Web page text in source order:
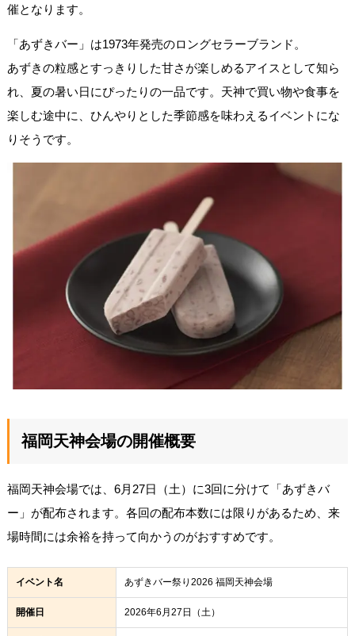
催となります。
「あずきバー」は1973年発売のロングセラーブランド。
あずきの粒感とすっきりした甘さが楽しめるアイスとして知ら
れ、夏の暑い日にぴったりの一品です。天神で買い物や食事を
楽しむ途中に、ひんやりとした季節感を味わえるイベントにな
りそうです。
福岡天神会場の開催概要
福岡天神会場では、6月27日（土）に3回に分けて「あずきバ
ー」が配布されます。各回の配布本数には限りがあるため、来
場時間には余裕を持って向かうのがおすすめです。
イベント名 あずきバー祭り2026 福岡天神会場
開催日 2026年6月27日（土）